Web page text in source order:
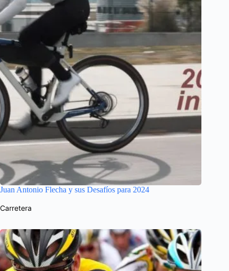
Juan Antonio Flecha y sus Desafíos para 2024
Carretera